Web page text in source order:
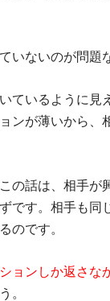
いないのが問題
ているように見
ンが薄いから、
の話は、相手が
です。相手も同
のです。
ョンしか返さな
。